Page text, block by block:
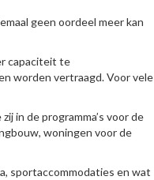
geen oordeel meer kan
capaciteit te
worden vertraagd. Voor vele
in de programma’s voor de
woningen voor de
sportaccommodaties en wat